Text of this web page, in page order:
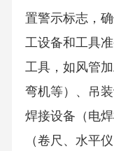
置警示标志，
工设备和工具
工具，如风管
弯机等）、吊
焊接设备（电
（卷尺、水平